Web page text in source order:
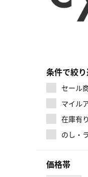
マイル
条件で絞
セール
在庫有り
のし・
価格帯